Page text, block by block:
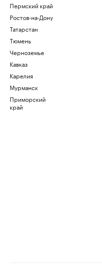
Пермский край
Ростов-на-Дону
Татарстан
Тюмень
Черноземье
Кавказ
Карелия
Мурманск
Приморский
край